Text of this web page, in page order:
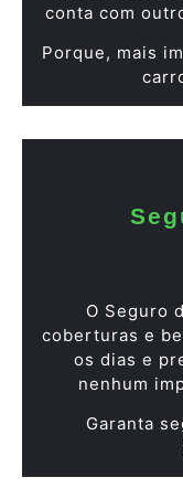
conta com
Porque, mais
O Seguro
coberturas e
os dias e
nenhum
Garanta